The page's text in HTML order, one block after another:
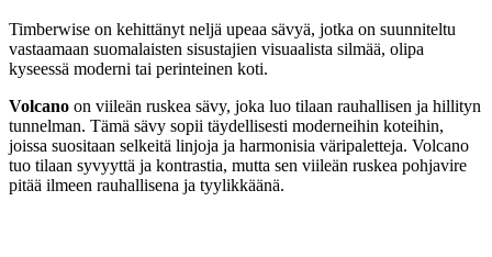
Timberwise on kehittänyt neljä upeaa sävyä, jotka on suunniteltu
vastaamaan suomalaisten sisustajien visuaalista silmää, olipa
kyseessä moderni tai perinteinen koti.
Volcano on viileän ruskea sävy, joka luo tilaan rauhallisen ja hillityn
tunnelman. Tämä sävy sopii täydellisesti moderneihin koteihin,
joissa suositaan selkeitä linjoja ja harmonisia väripaletteja. Volcano
tuo tilaan syvyyttä ja kontrastia, mutta sen viileän ruskea pohjavire
pitää ilmeen rauhallisena ja tyylikkäänä.